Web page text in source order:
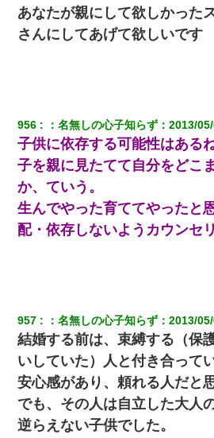
ナンパにほいほい付いていった私、
【唖然】帰宅したら旦那のスポーツ
察『目立つし、すぐ見つかるかもし
後・・警察『××さんご存じですか？
【報告者がキチ】嫁「妊娠した」俺
てもらおう』友人達を家に連れ帰っ
俺『皆に祝えてもらえて良かったな
を持ってしても結婚て難しいんだな
宅飲みで女友達の乳を見てしまった
元旦那から復縁要請。息子「最新型
乏は嫌だ、再婚して」私「なら父親
た＾＾」私（もう手遅れだったんだ
あなたが親にして欲しかった
さんにしてあげて欲しいです
956 ：名無しの心子知らず ：2013/
子供に依存する可能性はあるね
子を親に見たてて自分をどこ
か、ていう。
生んでやった育ててやったと
配・依存しないようカウンセ
957 ：名無しの心子知らず ：2013/
結婚する前は、束縛する（保
いしていた）人と付き合ってい
安心感があり、頼れる人だと
でも、その人は自立した大人
逆らえない子供でした。